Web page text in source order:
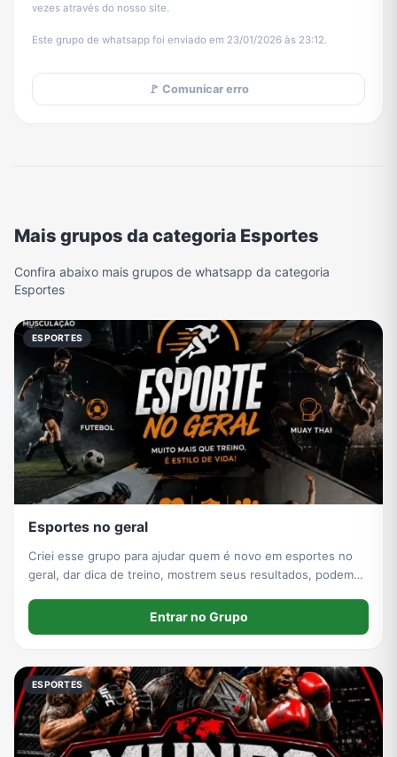
vezes através do nosso site.
Este grupo de whatsapp foi enviado em 23/01/2026 às 23:12.
🚩 Comunicar erro
Mais grupos da categoria Esportes
Confira abaixo mais grupos de whatsapp da categoria
Esportes
ESPORTES
Esportes no geral
Criei esse grupo para ajudar quem é novo em esportes no
geral, dar dica de treino, mostrem seus resultados, podem
Entrar no Grupo
ESPORTES